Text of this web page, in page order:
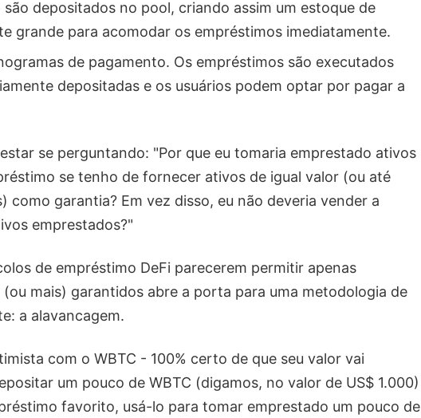
depositados no pool, criando assim um estoque de
grande para acomodar os empréstimos imediatamente.
de pagamento. Os empréstimos são executados
depositadas e os usuários podem optar por pagar a
se perguntando: "Por que eu tomaria emprestado ativos
se tenho de fornecer ativos de igual valor (ou até
como garantia? Em vez disso, eu não deveria vender a
emprestados?"
de empréstimo DeFi parecerem permitir apenas
mais) garantidos abre a porta para uma metodologia de
a alavancagem.
com o WBTC - 100% certo de que seu valor vai
um pouco de WBTC (digamos, no valor de US$ 1.000)
favorito, usá-lo para tomar emprestado um pouco de